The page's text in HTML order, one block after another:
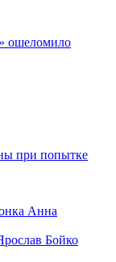
ошеломило
при попытке
Анна
Бойко